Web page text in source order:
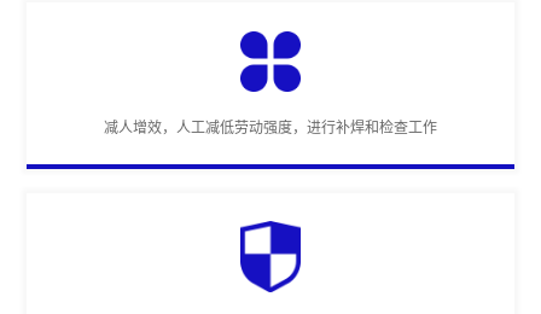
减人增效，人工减低劳动强度，进行补焊和检查工作